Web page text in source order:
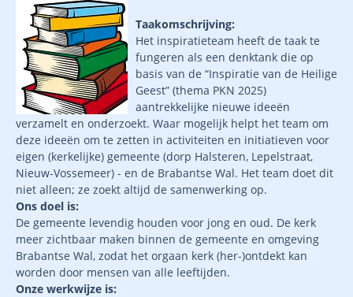
Taakomschrijving:
Het inspiratieteam heeft de taak te
fungeren als een denktank die op
basis van de “Inspiratie van de Heilige
Geest” (thema PKN 2025)
aantrekkelijke nieuwe ideeën
verzamelt en onderzoekt. Waar mogelijk helpt het team om
deze ideeën om te zetten in activiteiten en initiatieven voor
eigen (kerkelijke) gemeente (dorp Halsteren, Lepelstraat,
Nieuw-Vossemeer) - en de Brabantse Wal. Het team doet dit
niet alleen; ze zoekt altijd de samenwerking op.
Ons doel is:
De gemeente levendig houden voor jong en oud. De kerk
meer zichtbaar maken binnen de gemeente en omgeving
Brabantse Wal, zodat het orgaan kerk (her-)ontdekt kan
worden door mensen van alle leeftijden.
Onze werkwijze is: